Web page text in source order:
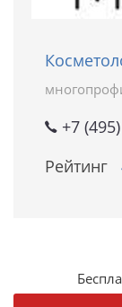
+7
Рейтинг